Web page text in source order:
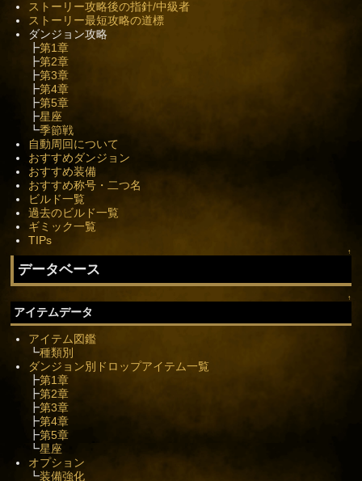
ストーリー攻略後の指針/中級者
ストーリー最短攻略の道標
ダンジョン攻略
┣第1章
┣第2章
┣第3章
┣第4章
┣第5章
┣星座
┗季節戦
自動周回について
おすすめダンジョン
おすすめ装備
おすすめ称号・二つ名
ビルド一覧
過去のビルド一覧
ギミック一覧
TIPs
↑
データベース
↑
アイテムデータ
アイテム図鑑
┗種類別
ダンジョン別ドロップアイテム一覧
┣第1章
┣第2章
┣第3章
┣第4章
┣第5章
┗星座
オプション
┗装備強化